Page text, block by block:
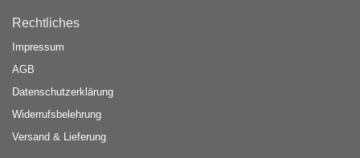
Rechtliches
Impressum
AGB
Datenschutzerklärung
Widerrufsbelehrung
Versand & Lieferung